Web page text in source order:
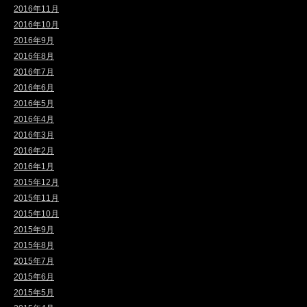
2016年11月
2016年10月
2016年9月
2016年8月
2016年7月
2016年6月
2016年5月
2016年4月
2016年3月
2016年2月
2016年1月
2015年12月
2015年11月
2015年10月
2015年9月
2015年8月
2015年7月
2015年6月
2015年5月